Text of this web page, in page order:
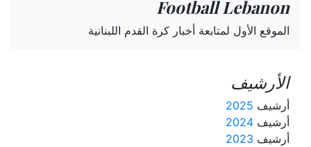
Football Lebanon
الموقع الأول لمتابعة أخبار كرة القدم اللبنانية
الأرشيف
أرشيف 2025
أرشيف 2024
أرشيف 2023